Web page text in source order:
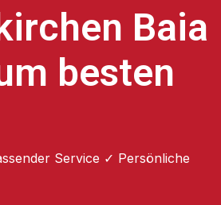
Baia
besten
Service ✓ Persönliche